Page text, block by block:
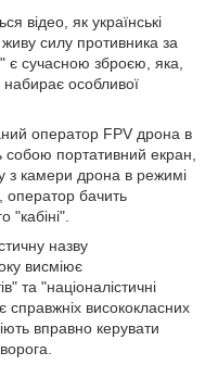
відео, як українські
силу противника за
є сучасною зброєю, яка,
набирає особливої
оператор FPV дрона в
портативний екран,
з камери дрона в режимі
оператор бачить
"кабіні".
назву
висміює
та "націоналістичні
справжніх висококласних
вправно керувати